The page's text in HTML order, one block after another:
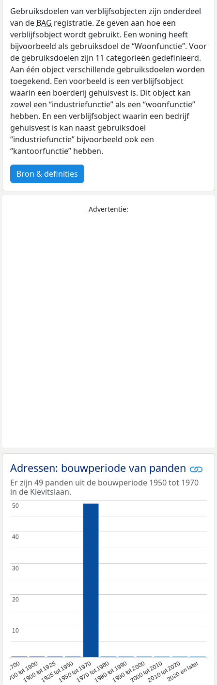
Gebruiksdoelen van verblijfsobjecten zijn onderdeel
van de BAG registratie. Ze geven aan hoe een
verblijfsobject wordt gebruikt. Een woning heeft
bijvoorbeeld als gebruiksdoel de “Woonfunctie”. Voor
de gebruiksdoelen zijn 11 categorieën gedefinieerd.
Aan één object verschillende gebruiksdoelen worden
toegekend. Een voorbeeld is een verblijfsobject
waarin een boerderij gehuisvest is. Dit object kan
zowel een “industriefunctie” als een “woonfunctie”
hebben. En een verblijfsobject waarin een bedrijf
gehuisvest is kan naast gebruiksdoel
“industriefunctie” bijvoorbeeld ook een
“kantoorfunctie” hebben.
Bron & definities
Advertentie:
Adressen: bouwperiode van panden
Er zijn 49 panden uit de bouwperiode 1950 tot 1970
in de Kievitslaan.
1700
1700 tot 1900
1900 tot 19251925 tot 19501950 tot 19701970 tot 19801980 tot 19901990 tot 20002000 tot 20102010 tot 20202020 en later
10
10
20
20
30
30
40
40
50
50